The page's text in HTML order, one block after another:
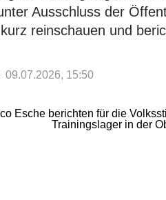
Ausschluss der
reinschauen und
09.07.2026, 15:50